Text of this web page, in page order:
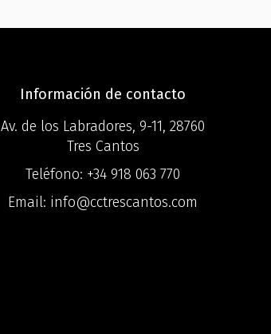
Información de contacto
Av. de los Labradores, 9-11, 28760
Tres Cantos
Teléfono: +34 918 063 770
Email: info@cctrescantos.com